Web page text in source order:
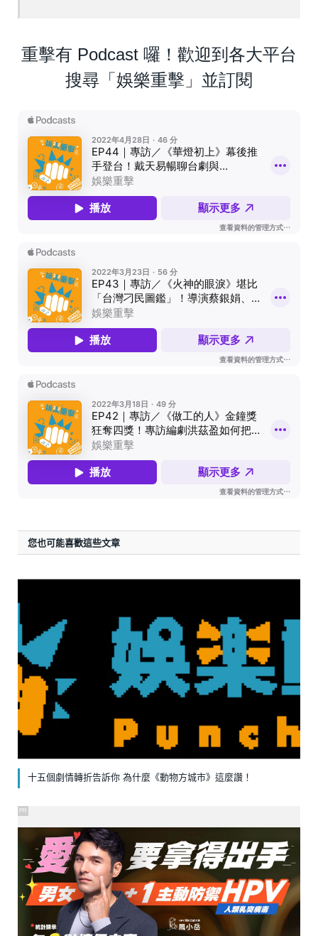
重擊有 Podcast 囉！歡迎到各大平台
搜尋「娛樂重擊」並訂閱
您也可能喜歡這些文章
十五個劇情轉折告訴你 為什麼《動物方城市》這麼讚！
PR